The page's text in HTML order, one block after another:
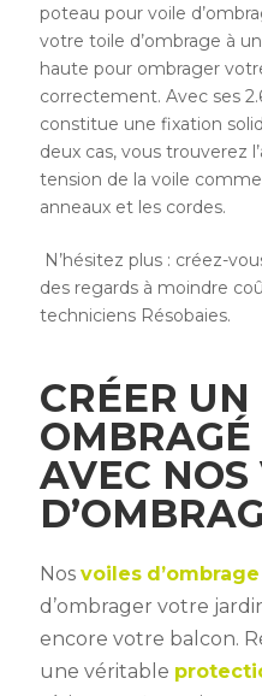
poteau pour voile
votre toile d’ombrage à
haute pour ombrager
correctement. Avec ses
constitue une fixation
deux cas, vous trouverez
tension de la voile
anneaux et les cordes.
N’hésitez plus : créez-
des regards à moindre
techniciens Résobaies.
CRÉER UN
OMBRAGÉ
AVEC NOS
Nos voiles d’ombrage
d’ombrager votre
encore votre balcon.
une véritable